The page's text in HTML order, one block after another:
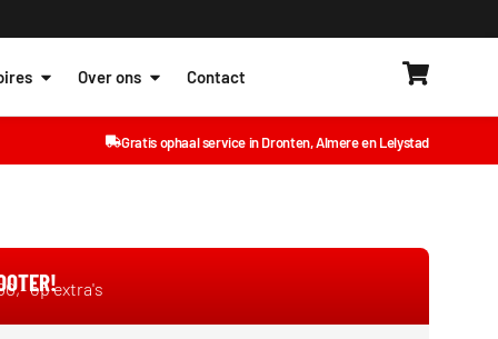
Over ons Contact
Gratis ophaal service in Dronten, Almere en Lelystad
op extra's